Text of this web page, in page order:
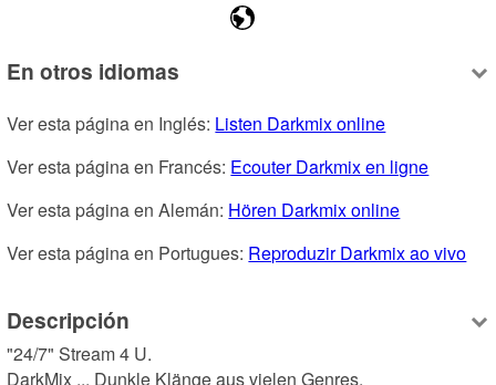
En otros idiomas
Ver esta página en Inglés: Listen Darkmix online
Ver esta página en Francés: Ecouter Darkmix en ligne
Ver esta página en Alemán: Hören Darkmix online
Ver esta página en Portugues: Reproduzir Darkmix ao vivo
Descripción
"24/7" Stream 4 U.
DarkMix ... Dunkle Klänge aus vielen Genres.